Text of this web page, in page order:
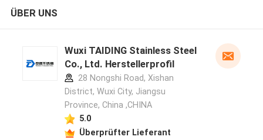
ÜBER UNS
Wuxi TAIDING Stainless Steel
Co., Ltd. Herstellerprofil
28 Nongshi Road, Xishan
District, Wuxi City, Jiangsu
Province, China ,CHINA
5.0
Überprüfter Lieferant